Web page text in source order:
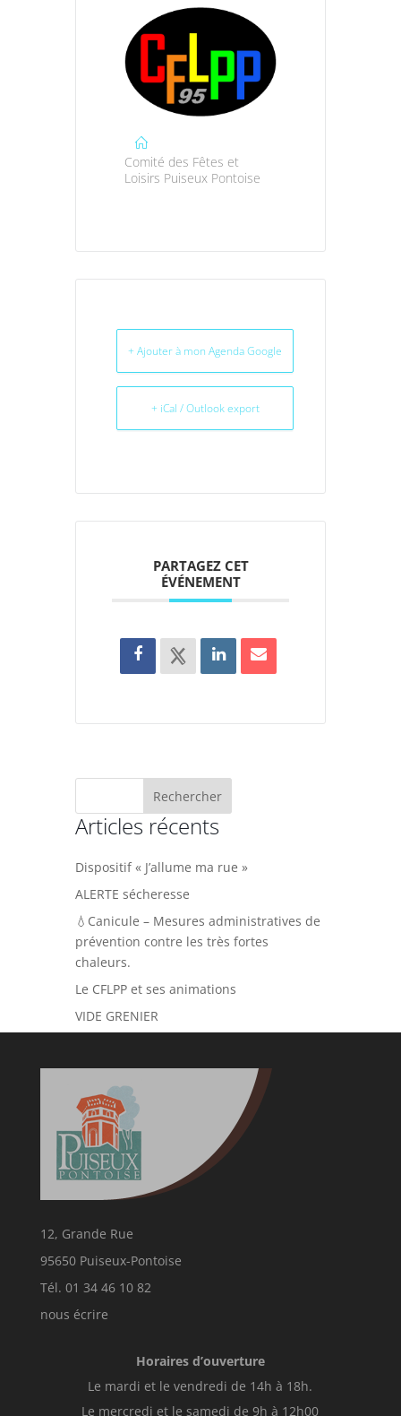
Comité des Fêtes et
Loisirs Puiseux Pontoise
+ Ajouter à mon Agenda Google
+ iCal / Outlook export
PARTAGEZ CET
ÉVÉNEMENT
Articles récents
Dispositif « J’allume ma rue »
ALERTE sécheresse
💧Canicule – Mesures administratives de
prévention contre les très fortes
chaleurs.
Le CFLPP et ses animations
VIDE GRENIER
12, Grande Rue
95650 Puiseux-Pontoise
Tél. 01 34 46 10 82
nous écrire
Horaires d’ouverture
Le mardi et le vendredi de 14h à 18h.
Le mercredi et le samedi de 9h à 12h00